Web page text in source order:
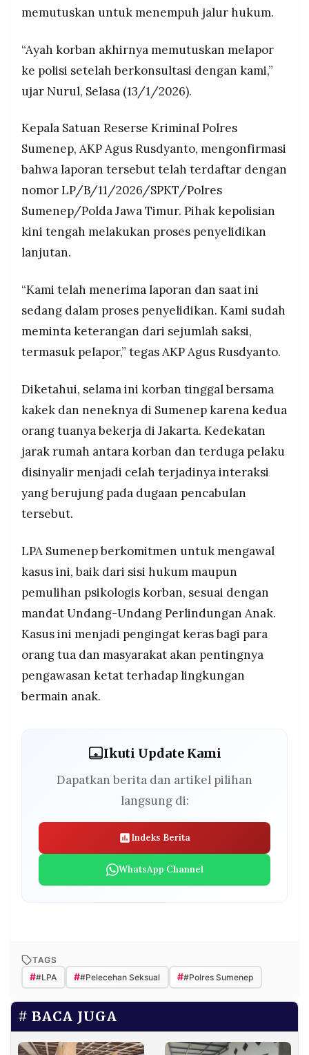
memutuskan untuk menempuh jalur hukum.
“Ayah korban akhirnya memutuskan melapor
ke polisi setelah berkonsultasi dengan kami,”
ujar Nurul, Selasa (13/1/2026).
Kepala Satuan Reserse Kriminal Polres
Sumenep, AKP Agus Rusdyanto, mengonfirmasi
bahwa laporan tersebut telah terdaftar dengan
nomor LP/B/11/2026/SPKT/Polres
Sumenep/Polda Jawa Timur. Pihak kepolisian
kini tengah melakukan proses penyelidikan
lanjutan.
“Kami telah menerima laporan dan saat ini
sedang dalam proses penyelidikan. Kami sudah
meminta keterangan dari sejumlah saksi,
termasuk pelapor,” tegas AKP Agus Rusdyanto.
Diketahui, selama ini korban tinggal bersama
kakek dan neneknya di Sumenep karena kedua
orang tuanya bekerja di Jakarta. Kedekatan
jarak rumah antara korban dan terduga pelaku
disinyalir menjadi celah terjadinya interaksi
yang berujung pada dugaan pencabulan
tersebut.
LPA Sumenep berkomitmen untuk mengawal
kasus ini, baik dari sisi hukum maupun
pemulihan psikologis korban, sesuai dengan
mandat Undang-Undang Perlindungan Anak.
Kasus ini menjadi pengingat keras bagi para
orang tua dan masyarakat akan pentingnya
pengawasan ketat terhadap lingkungan
bermain anak.
Ikuti Update Kami
Dapatkan berita dan artikel pilihan
langsung di:
Indeks Berita
WhatsApp Channel
TAGS
##LPA ##Pelecehan Seksual ##Polres Sumenep
BACA JUGA